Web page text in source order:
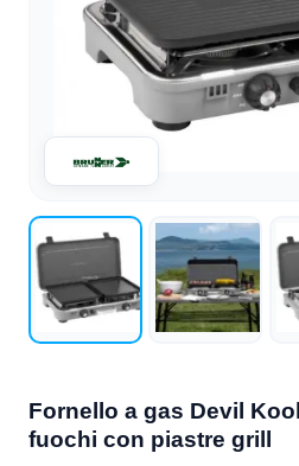
groupsChi
siamo
Contattateci
helpFAQ
car_repair del veicolo
article
Tutti
gli
articoli
+39
Fornello a gas Devil
fuochi con piastre grill